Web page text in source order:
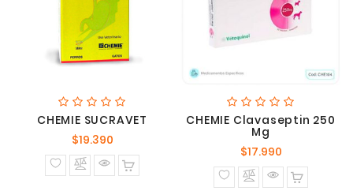
CHEMIE SUCRAVET
$19.390Precio
normal
CHEMIE Clavaseptin 250
Mg
$17.990Precio
normal